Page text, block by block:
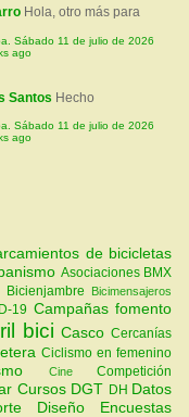
Hola, otro más para
Sábado 11 de julio de 2026
ago
Santos Hecho
Sábado 11 de julio de 2026
ago
de bicicletas
Asociaciones BMX
Bicienjambre Bicimensajeros
19 Campañas fomento
biciCascoCercanías
Ciclismo en femenino
CineCompetición
Cursos DGT DH Datos
Diseño Encuestas